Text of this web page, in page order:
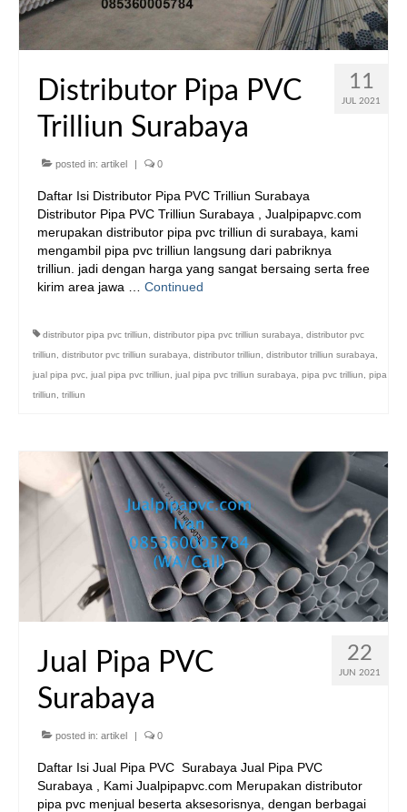
11
JUL 2021
Distributor Pipa PVC
Trilliun Surabaya
posted in: artikel | 0
Daftar Isi Distributor Pipa PVC Trilliun Surabaya
Distributor Pipa PVC Trilliun Surabaya , Jualpipapvc.com
merupakan distributor pipa pvc trilliun di surabaya, kami
mengambil pipa pvc trilliun langsung dari pabriknya
trilliun. jadi dengan harga yang sangat bersaing serta free
kirim area jawa … Continued
distributor pipa pvc trilliun distributor pipa pvc trilliun surabaya
distributor pvc
trilliun
distributor pvc trilliun surabaya distributor trilliun distributor trilliun surabaya
jual pipa pvc jual pipa pvc trilliun jual pipa pvc trilliun surabaya pipa pvc trilliun
pipa
trilliun
trilliun
22
JUN 2021
Jual Pipa PVC
Surabaya
posted in: artikel | 0
Daftar Isi Jual Pipa PVC Surabaya Jual Pipa PVC
Surabaya , Kami Jualpipapvc.com Merupakan distributor
pipa pvc menjual beserta aksesorisnya, dengan berbagai